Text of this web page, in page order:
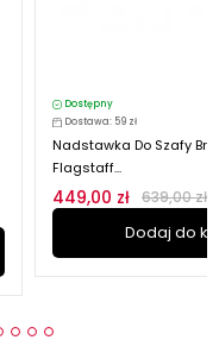
Dostępny
Dostawa: 59 zł
Nadstawka Do Szafy
Flagstaff...
449,00 zł 639,00 zł
Dodaj do